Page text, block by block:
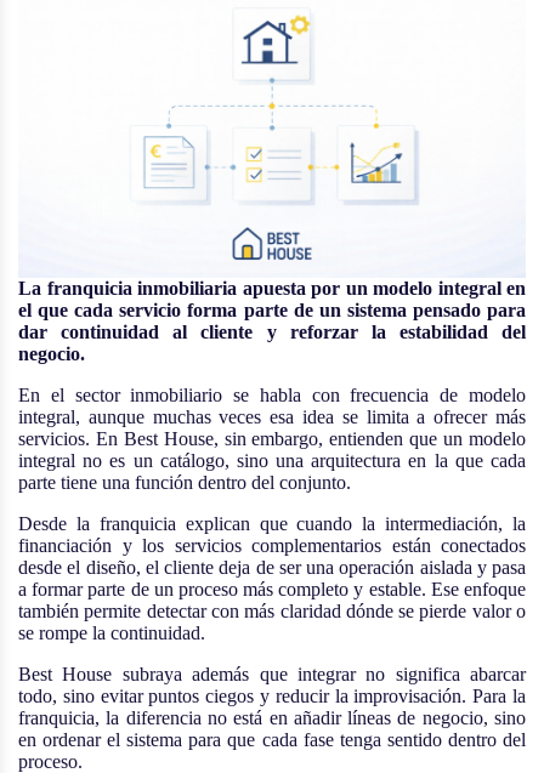
La franquicia inmobiliaria apuesta por un modelo integral en
el que cada servicio forma parte de un sistema pensado para
dar continuidad al cliente y reforzar la estabilidad del
negocio.
En el sector inmobiliario se habla con frecuencia de modelo
integral, aunque muchas veces esa idea se limita a ofrecer más
servicios. En Best House, sin embargo, entienden que un modelo
integral no es un catálogo, sino una arquitectura en la que cada
parte tiene una función dentro del conjunto.
Desde la franquicia explican que cuando la intermediación, la
financiación y los servicios complementarios están conectados
desde el diseño, el cliente deja de ser una operación aislada y pasa
a formar parte de un proceso más completo y estable. Ese enfoque
también permite detectar con más claridad dónde se pierde valor o
se rompe la continuidad.
Best House subraya además que integrar no significa abarcar
todo, sino evitar puntos ciegos y reducir la improvisación. Para la
franquicia, la diferencia no está en añadir líneas de negocio, sino
en ordenar el sistema para que cada fase tenga sentido dentro del
proceso.